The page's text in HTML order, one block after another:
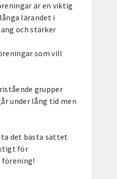
är en viktig
lärandet i
och stärker
som vill
grupper
under lång tid men
det bästa sättet
för
förening!